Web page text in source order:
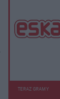
TERAZ GRAMY